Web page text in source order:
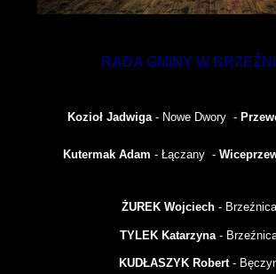
RADA GMINY W
Kozioł Jadwiga- Nowe Dwory -
Kutermak Adam - Łączany -
ŻUREK Wojciech- Brzeźnica
TYLEK Katarzyna -
KUDŁASZYK Robert-